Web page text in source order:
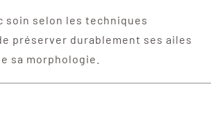
soin selon les techniques
préserver durablement ses ailes
sa morphologie.